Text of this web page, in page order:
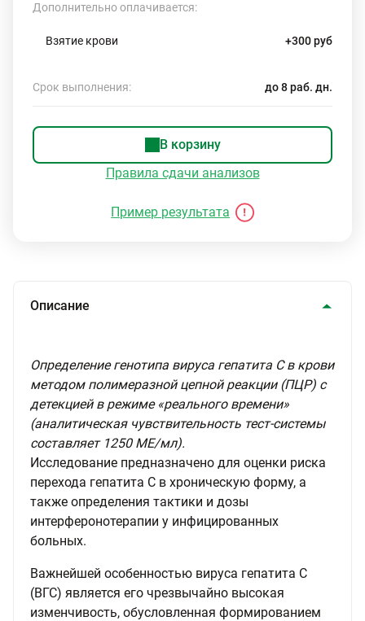
Дополнительно оплачивается:
Взятие крови +300 руб
Срок выполнения: до 8 раб. дн.
В корзину
Правила сдачи анализов
Пример результата
Описание
Определение генотипа вируса гепатита С в крови
методом полимеразной цепной реакции (ПЦР) с
детекцией в режиме «реального времени»
(аналитическая чувствительность тест-системы
составляет 1250 МЕ/мл).
Исследование предназначено для оценки риска
перехода гепатита С в хроническую форму, а
также определения тактики и дозы
интерферонотерапии у инфицированных
больных.
Важнейшей особенностью вируса гепатита С
(ВГС) является его чрезвычайно высокая
изменчивость, обусловленная формированием